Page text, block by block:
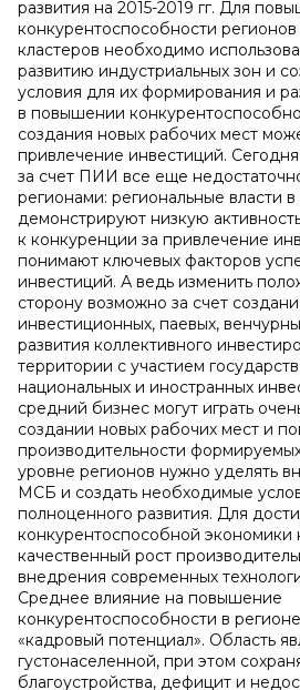
развития на 2015-2019 гг. Для
конкурентоспособности
кластеров необходимо
развитию индустриальных зон и
условия для их формирования и
в повышении
создания новых рабочих мест
привлечение инвестиций.
за счет ПИИ все еще
регионами: региональные власти
демонстрируют низкую
к конкуренции за привлечение
понимают ключевых факторов
инвестиций. А ведь изменить
сторону возможно за счет
инвестиционных, паевых,
развития коллективного
территории с участием
национальных и иностранных
средний бизнес могут играть
создании новых рабочих мест и
производительности
уровне регионов нужно уделять
МСБ и создать необходимые
полноценного развития. Для
конкурентоспособной экономики
качественный рост
внедрения современных
Среднее влияние на повышение
конкурентоспособности в
«кадровый потенциал». Область
густонаселенной, при этом
благоустройства, дефицит и